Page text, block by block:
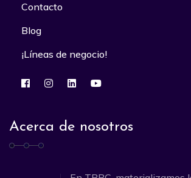
Contacto
Blog
¡Líneas de negocio!
Acerca de nosotros